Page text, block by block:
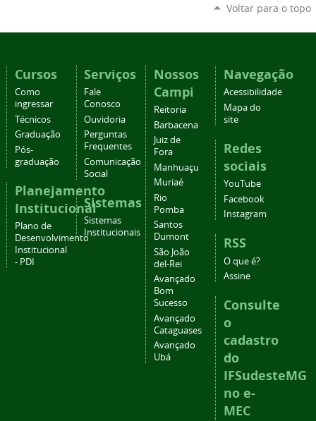
Voltar para o topo
Cursos
Como
ingressar
Técnicos
Graduação
Pós-
graduação
Planejamento
Institucional
Plano de
Desenvolvimento
Institucional
- PDI
Serviços
Fale
Conosco
Ouvidoria
Perguntas
Frequentes
Comunicação
Social
Sistemas
Sistemas
Institucionais
Nossos
Campi
Reitoria
Barbacena
Juiz de
Fora
Manhuaçu
Muriaé
Rio
Pomba
Santos
Dumont
São João
del-Rei
Avançado
Bom
Sucesso
Avançado
Cataguases
Avançado
Ubá
Navegação
Acessibilidade
Mapa do
site
Redes
sociais
YouTube
Facebook
Instagram
RSS
O que é?
Assine
Consulte
o
cadastro
do
IFSudesteMG
no e-
MEC